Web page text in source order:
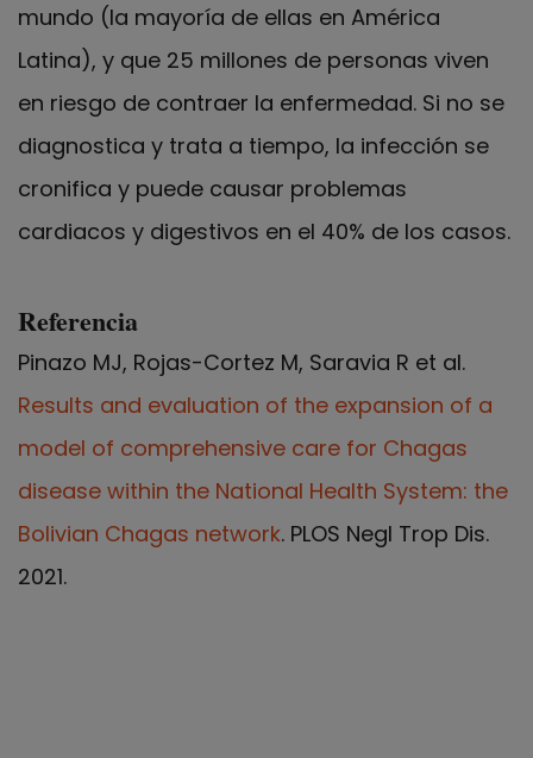
mundo (la mayoría de ellas en América
Latina), y que 25 millones de personas viven
en riesgo de contraer la enfermedad. Si no se
diagnostica y trata a tiempo, la infección se
cronifica y puede causar problemas
cardiacos y digestivos en el 40% de los casos.
Referencia
Pinazo MJ, Rojas-Cortez M, Saravia R et al.
Results and evaluation of the expansion of a
model of comprehensive care for Chagas
disease within the National Health System: the
Bolivian Chagas network. PLOS Negl Trop Dis.
2021.